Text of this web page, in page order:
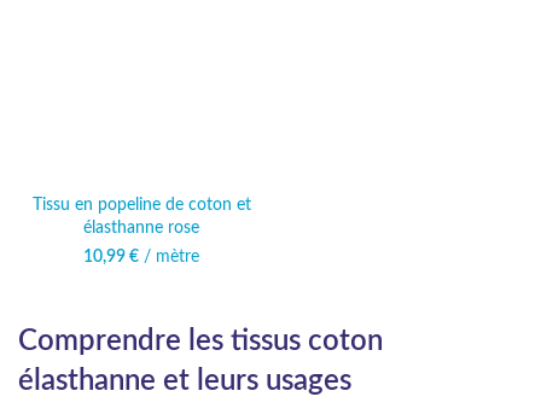
Tissu en popeline de coton et
élasthanne rose
10,99 € / mètre
Comprendre les tissus coton
élasthanne et leurs usages